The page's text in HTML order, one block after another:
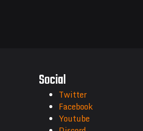
Social
Twitter
Facebook
Youtube